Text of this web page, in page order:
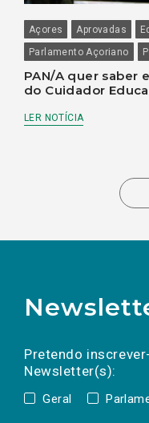
Açores Aprovadas
Parlamento Açoriano
PAN/A quer saber
do Cuidador
LER NOTÍCIA
Pretendo
Newsletter(s):
Geral
a(s) newsletter(s).
mail